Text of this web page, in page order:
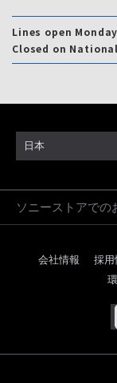
Lines open
Closed on
日本
ソニーストアでの
会社情報 採用